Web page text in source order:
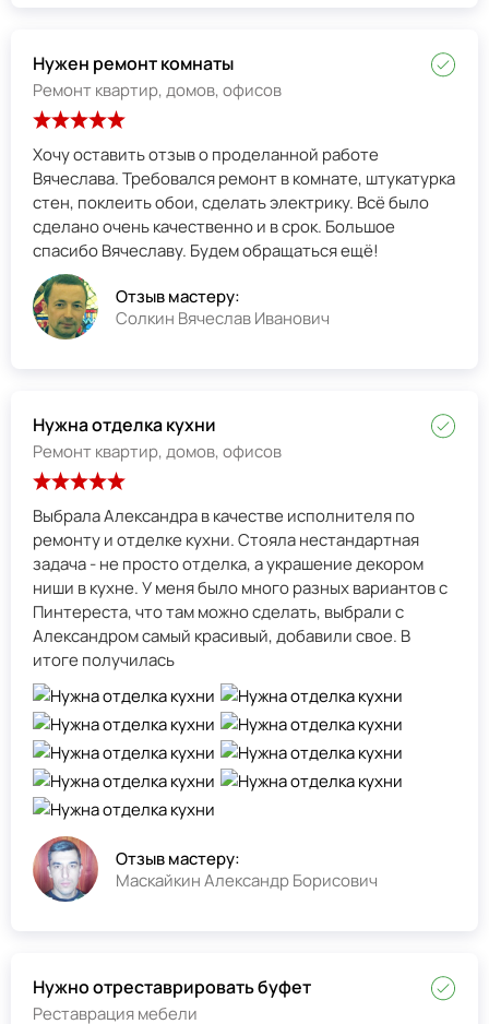
Нужен ремонт комнаты
Ремонт квартир, домов, офисов
Хочу оставить отзыв о проделанной работе
Вячеслава. Требовался ремонт в комнате, штукатурка
стен, поклеить обои, сделать электрику. Всё было
сделано очень качественно и в срок. Большое
спасибо Вячеславу. Будем обращаться ещё!
Отзыв мастеру:
Солкин Вячеслав Иванович
Нужна отделка кухни
Ремонт квартир, домов, офисов
Выбрала Александра в качестве исполнителя по
ремонту и отделке кухни. Стояла нестандартная
задача - не просто отделка, а украшение декором
ниши в кухне. У меня было много разных вариантов с
Пинтереста, что там можно сделать, выбрали с
Александром самый красивый, добавили свое. В
итоге получилась
Отзыв мастеру:
Маскайкин Александр Борисович
Нужно отреставрировать буфет
Реставрация мебели